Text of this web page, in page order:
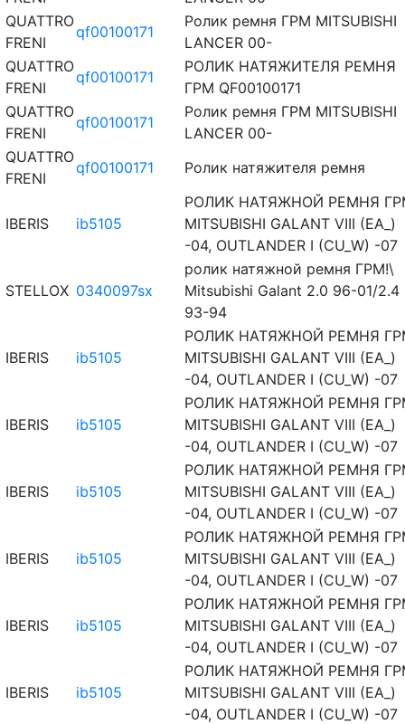
QUATTRO
FRENI
qf00100171
Ролик ремня ГРМ MITSUBISHI
LANCER 00-
QUATTRO
FRENI
qf00100171
РОЛИК НАТЯЖИТЕЛЯ РЕМНЯ
ГРМ QF00100171
QUATTRO
FRENI
qf00100171
Ролик ремня ГРМ MITSUBISHI
LANCER 00-
QUATTRO
FRENI
qf00100171 Ролик натяжителя ремня
IBERIS ib5105
РОЛИК НАТЯЖНОЙ РЕМНЯ
MITSUBISHI GALANT VIII (EA_)
-04, OUTLANDER I (CU_W) -07
STELLOX 0340097sx
ролик натяжной ремня ГРМ!\
Mitsubishi Galant 2.0 96-01/2.4
93-94
IBERIS ib5105
РОЛИК НАТЯЖНОЙ РЕМНЯ
MITSUBISHI GALANT VIII (EA_)
-04, OUTLANDER I (CU_W) -07
IBERIS ib5105
РОЛИК НАТЯЖНОЙ РЕМНЯ
MITSUBISHI GALANT VIII (EA_)
-04, OUTLANDER I (CU_W) -07
IBERIS ib5105
РОЛИК НАТЯЖНОЙ РЕМНЯ
MITSUBISHI GALANT VIII (EA_)
-04, OUTLANDER I (CU_W) -07
IBERIS ib5105
РОЛИК НАТЯЖНОЙ РЕМНЯ
MITSUBISHI GALANT VIII (EA_)
-04, OUTLANDER I (CU_W) -07
IBERIS ib5105
РОЛИК НАТЯЖНОЙ РЕМНЯ
MITSUBISHI GALANT VIII (EA_)
-04, OUTLANDER I (CU_W) -07
IBERIS ib5105
РОЛИК НАТЯЖНОЙ РЕМНЯ
MITSUBISHI GALANT VIII (EA_)
-04, OUTLANDER I (CU_W) -07